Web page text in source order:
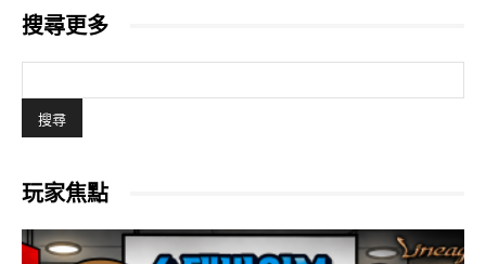
搜尋更多
玩家焦點